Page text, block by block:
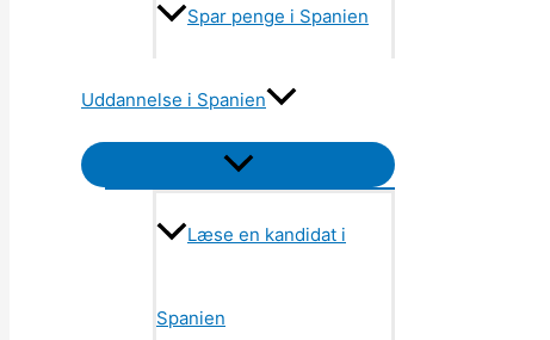
Spar penge i Spanien
Uddannelse i Spanien
Menu
Toggle
Læse en kandidat i
Spanien